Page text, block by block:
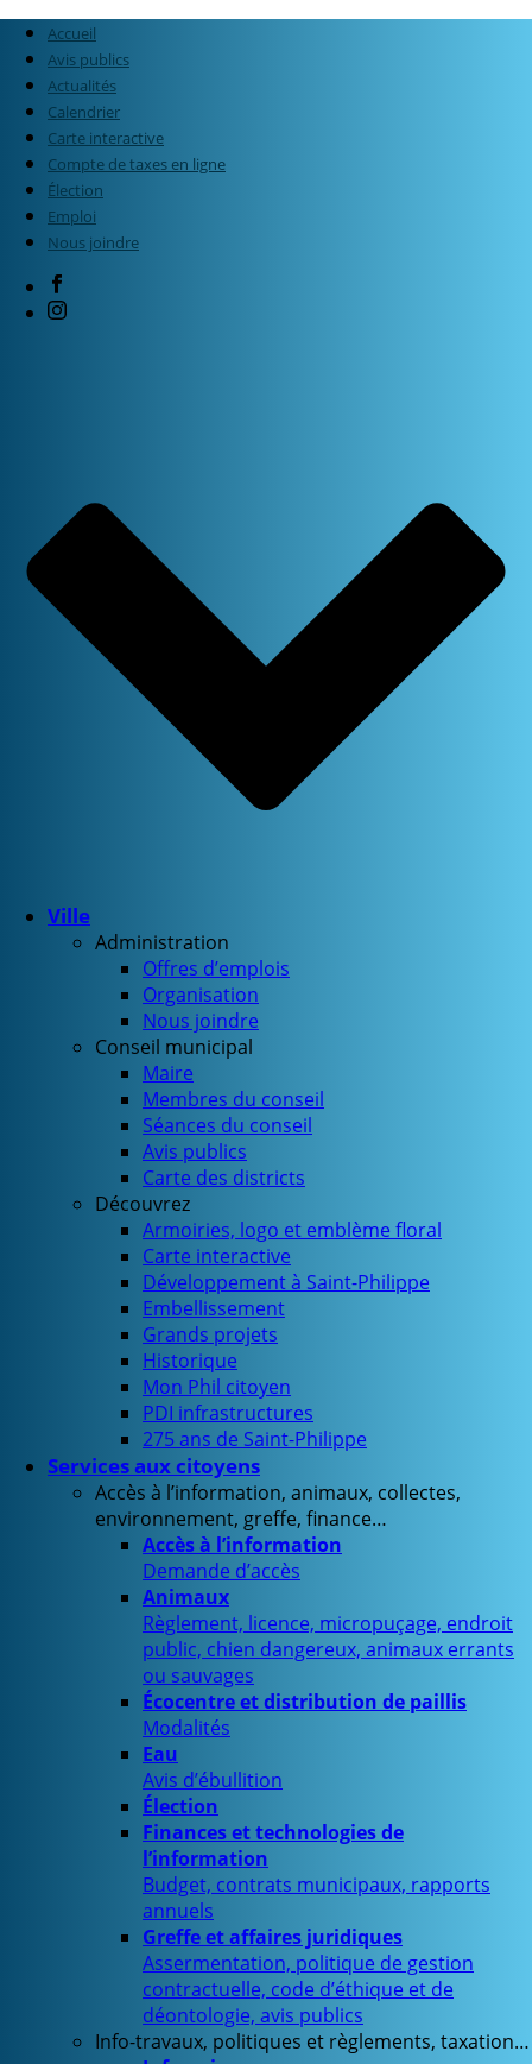
Accueil
Avis publics
Actualités
Calendrier
Carte interactive
Compte de taxes en ligne
Élection
Emploi
Nous joindre
Ville
Administration
Offres d’emplois
Organisation
Nous joindre
Conseil municipal
Maire
Membres du conseil
Séances du conseil
Avis publics
Carte des districts
Découvrez
Armoiries, logo et emblème floral
Carte interactive
Développement à Saint-Philippe
Embellissement
Grands projets
Historique
Mon Phil citoyen
PDI infrastructures
275 ans de Saint-Philippe
Services aux citoyens
Accès à l’information, animaux, collectes,
environnement, greffe, finance…
Accès à l’information
Demande d’accès
Animaux
Règlement, licence, micropuçage, endroit
public, chien dangereux, animaux errants
ou sauvages
Écocentre et distribution de paillis
Modalités
Eau
Avis d’ébullition
Élection
Finances et technologies de
l’information
Budget, contrats municipaux, rapports
annuels
Greffe et affaires juridiques
Assermentation, politique de gestion
contractuelle, code d’éthique et de
déontologie, avis publics
Info-travaux, politiques et règlements, taxation…